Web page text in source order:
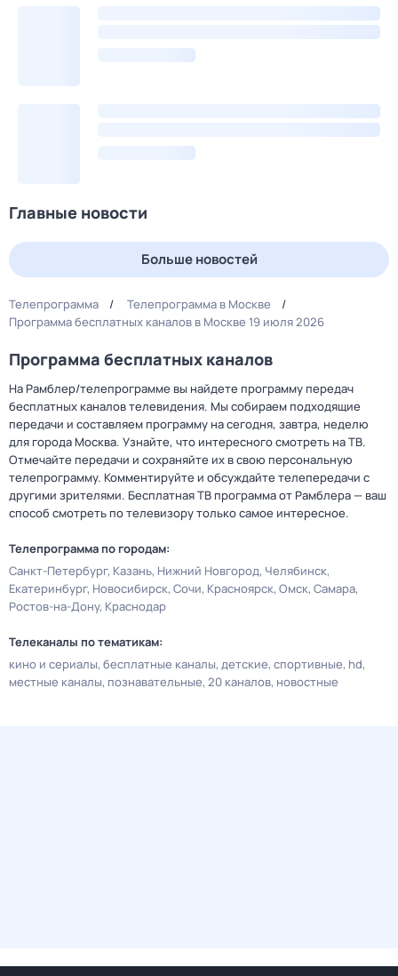
Главные новости
Больше новостей
Телепрограмма
Телепрограмма в Москве
Программа бесплатных каналов в Москве 19 июля 2026
Программа бесплатных каналов
На Рамблер/телепрограмме вы найдете программу передач
бесплатных каналов телевидения. Мы собираем подходящие
передачи и составляем программу на сегодня, завтра, неделю
для города Москва. Узнайте, что интересного смотреть на ТВ.
Отмечайте передачи и сохраняйте их в свою персональную
телепрограмму. Комментируйте и обсуждайте телепередачи с
другими зрителями. Бесплатная ТВ программа от Рамблера — ваш
способ смотреть по телевизору только самое интересное.
Телепрограмма по городам:
Санкт-Петербург Казань Нижний Новгород Челябинск
Екатеринбург Новосибирск Сочи Красноярск Омск Самара
Ростов-на-Дону Краснодар
Телеканалы по тематикам:
кино и сериалы бесплатные каналы детские спортивные hd
местные каналы познавательные 20 каналов новостные